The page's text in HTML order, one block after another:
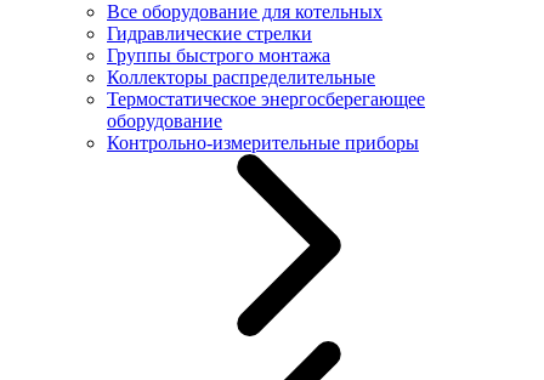
Все оборудование для котельных
Гидравлические стрелки
Группы быстрого монтажа
Коллекторы распределительные
Термостатическое энергосберегающее
оборудование
Контрольно-измерительные приборы